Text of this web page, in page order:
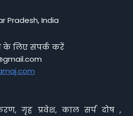
Pradesh, India
के लिए संपर्क करें
गृह प्रवेश, काल सर्प दोष ,